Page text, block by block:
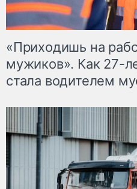
«Приходишь на
мужиков». Как 27-
стала водителем